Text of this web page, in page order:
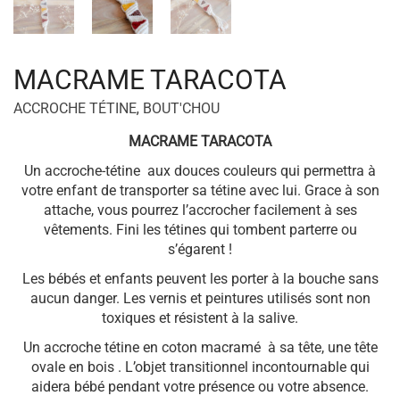
MACRAME TARACOTA
ACCROCHE TÉTINE, BOUT'CHOU
MACRAME TARACOTA
Un accroche-tétine aux douces couleurs qui permettra à
votre enfant de transporter sa tétine avec lui. Grace à son
attache, vous pourrez l’accrocher facilement à ses
vêtements. Fini les tétines qui tombent parterre ou
s’égarent !
Les bébés et enfants peuvent les porter à la bouche sans
aucun danger. Les vernis et peintures utilisés sont non
toxiques et résistent à la salive.
Un accroche tétine en coton macramé à sa tête, une tête
ovale en bois . L’objet transitionnel incontournable qui
aidera bébé pendant votre présence ou votre absence.